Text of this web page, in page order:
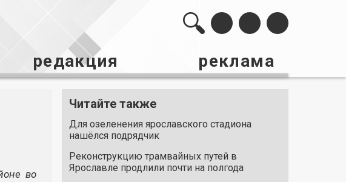
редакция реклама
во
Читайте также
Для озеленения ярославского стадиона
нашёлся подрядчик
Реконструкцию трамвайных путей в
Ярославле продлили почти на полгода